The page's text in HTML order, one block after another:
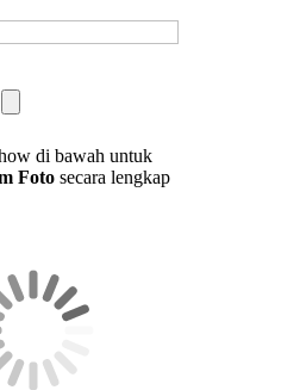
di bawah untuk
Fotosecara lengkap